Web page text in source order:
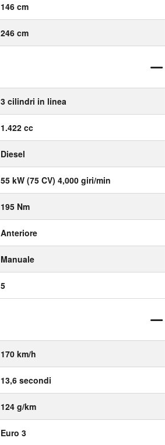
146 cm
246 cm
3 cilindri in linea
1.422 cc
Diesel
55 kW (75 CV) 4,000 giri/min
195 Nm
Anteriore
Manuale
5
170 km/h
13,6 secondi
124 g/km
Euro 3